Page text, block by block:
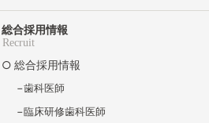
総合採用情報
Recruit
総合採用情報
歯科医師
臨床研修歯科医師